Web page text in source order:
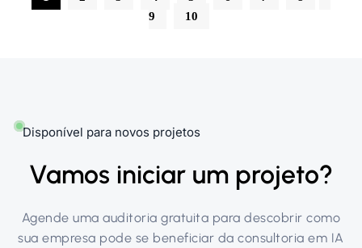
9
10
Disponível para novos projetos
Vamos iniciar um projeto?
Agende uma auditoria gratuita para descobrir como
sua empresa pode se beneficiar da consultoria em IA